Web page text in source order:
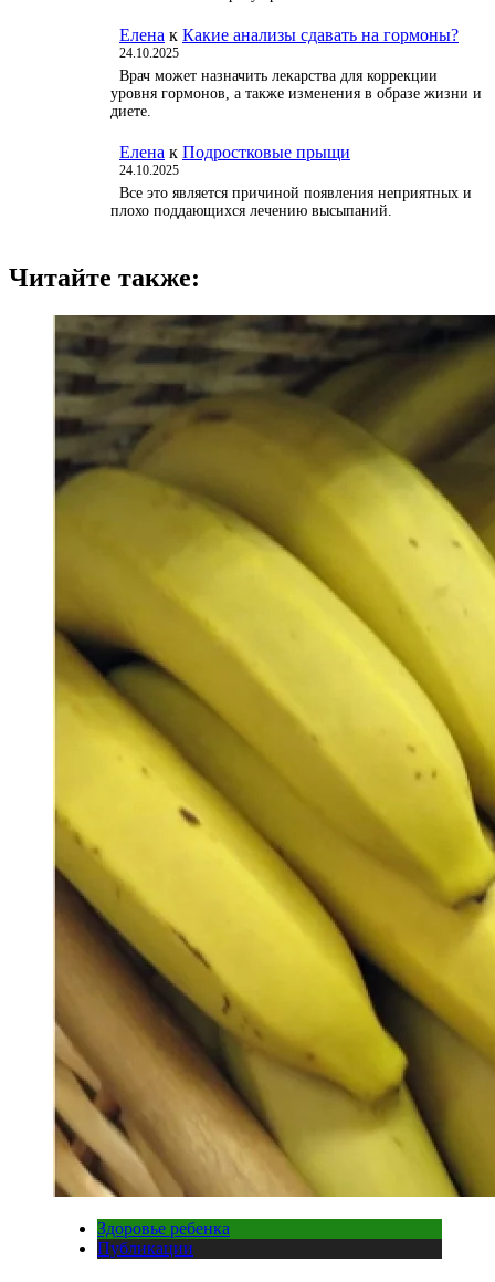
Елена к Какие анализы сдавать на гормоны?
24.10.2025
Врач может назначить лекарства для коррекции
уровня гормонов, а также изменения в образе жизни и
диете.
Елена к Подростковые прыщи
24.10.2025
Все это является причиной появления неприятных и
плохо поддающихся лечению высыпаний.
Читайте также:
Здоровье ребенка
Публикации